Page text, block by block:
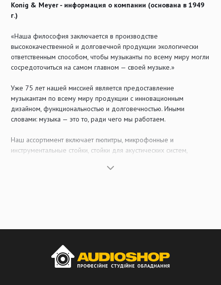
Konig & Meyer - информация о компании (основана в 1949
г.)
«Наша философия заключается в производстве
высококачественной и долговечной продукции экологически
ответственным способом, чтобы музыканты по всему миру могли
сосредоточиться на самом главном — своей музыке.»
Уже 75 лет нашей миссией является предоставление
музыкантам по всему миру продукции с инновационным
дизайном, функциональностью и долговечностью. Иными
словами: музыка — это то, ради чего мы работаем.
Наш ассортимент включает пюпитры, микрофонные и
инструментальные стойки, стойки для акустических систем,
светового, звукового и студийного оборудования. Мы открыты
От Вертхайма к мировому рынку — такова наша философия: в
соответствии с нашими стандартами качества практически все
металлические и пластиковые компоненты нашей продукции